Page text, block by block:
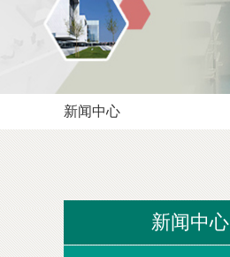
新闻中心
新闻中心